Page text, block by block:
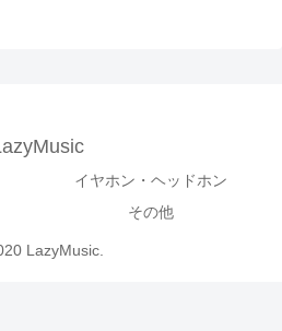
イヤホン・ヘッドホン
その他
LazyMusic.